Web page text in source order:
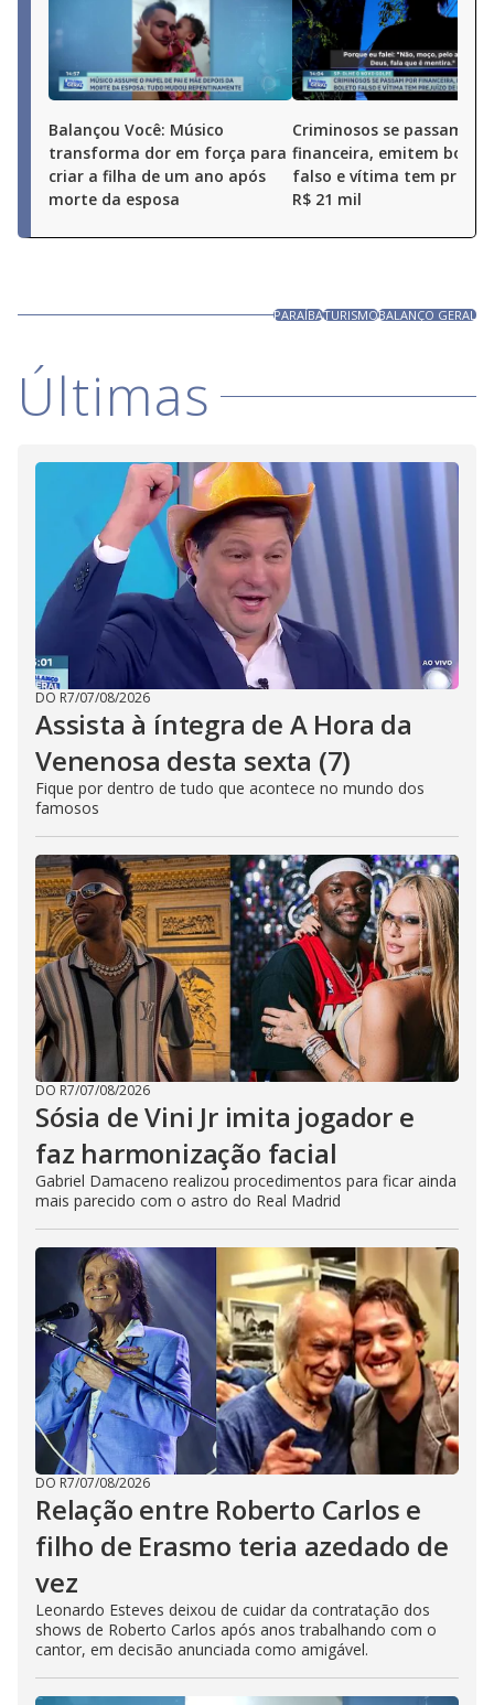
Balançou Você: Músico
transforma dor em força para
criar a filha de um ano após
morte da esposa
Criminosos se passam por
financeira, emitem boleto
falso e vítima tem
R$ 21 mil
PARAÍBATURISMOBALANÇO GERAL
Últimas
DO R7/07/08/2026
Assista à íntegra de A Hora da
Venenosa desta sexta (7)
Fique por dentro de tudo que acontece no mundo dos
famosos
DO R7/07/08/2026
Sósia de Vini Jr imita jogador e
faz harmonização facial
Gabriel Damaceno realizou procedimentos para ficar ainda
mais parecido com o astro do Real Madrid
DO R7/07/08/2026
Relação entre Roberto Carlos e
filho de Erasmo teria azedado de
vez
Leonardo Esteves deixou de cuidar da contratação dos
shows de Roberto Carlos após anos trabalhando com o
cantor, em decisão anunciada como amigável.